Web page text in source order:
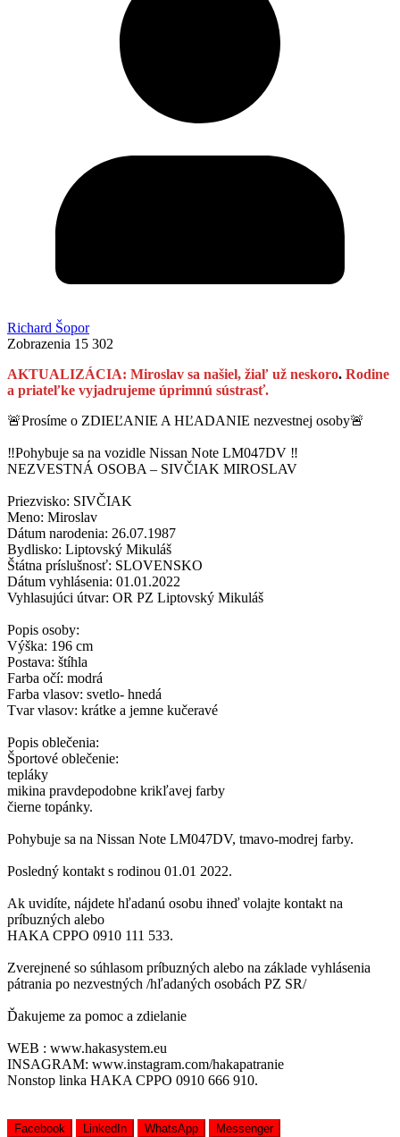
Richard Šopor
Zobrazenia 15 302
AKTUALIZÁCIA: Miroslav sa našiel, žiaľ už neskoro. Rodine
a priateľke vyjadrujeme úprimnú sústrasť.
🚨Prosíme o ZDIEĽANIE A HĽADANIE nezvestnej osoby🚨
‼️Pohybuje sa na vozidle Nissan Note LM047DV ‼️
NEZVESTNÁ OSOBA – SIVČIAK MIROSLAV
Priezvisko: SIVČIAK
Meno: Miroslav
Dátum narodenia: 26.07.1987
Bydlisko: Liptovský Mikuláš
Štátna príslušnosť: SLOVENSKO
Dátum vyhlásenia: 01.01.2022
Vyhlasujúci útvar: OR PZ Liptovský Mikuláš
Popis osoby:
Výška: 196 cm
Postava: štíhla
Farba očí: modrá
Farba vlasov: svetlo- hnedá
Tvar vlasov: krátke a jemne kučeravé
Popis oblečenia:
Športové oblečenie:
tepláky
mikina pravdepodobne krikľavej farby
čierne topánky.
Pohybuje sa na Nissan Note LM047DV, tmavo-modrej farby.
Posledný kontakt s rodinou 01.01 2022.
Ak uvidíte, nájdete hľadanú osobu ihneď volajte kontakt na
príbuzných alebo
HAKA CPPO 0910 111 533.
Zverejnené so súhlasom príbuzných alebo na základe vyhlásenia
pátrania po nezvestných /hľadaných osobách PZ SR/
Ďakujeme za pomoc a zdielanie
WEB : www.hakasystem.eu
INSAGRAM: www.instagram.com/hakapatranie
Nonstop linka HAKA CPPO 0910 666 910.
Facebook LinkedIn WhatsApp Messenger